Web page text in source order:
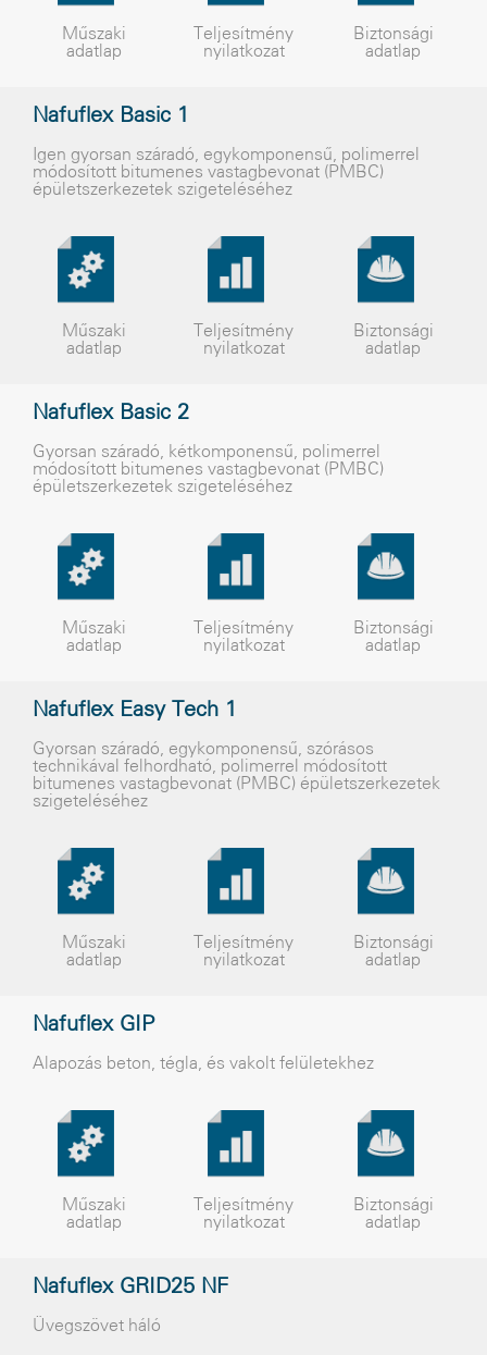
Műszaki
adatlap
Teljesítmény
nyilatkozat
Biztonsági
adatlap
Nafuflex Basic 1
Igen gyorsan száradó, egykomponensû, polimerrel
módosított bitumenes vastagbevonat (PMBC)
épületszerkezetek szigeteléséhez
Műszaki
adatlap
Teljesítmény
nyilatkozat
Biztonsági
adatlap
Nafuflex Basic 2
Gyorsan száradó, kétkomponensû, polimerrel
módosított bitumenes vastagbevonat (PMBC)
épületszerkezetek szigeteléséhez
Műszaki
adatlap
Teljesítmény
nyilatkozat
Biztonsági
adatlap
Nafuflex Easy Tech 1
Gyorsan száradó, egykomponensû, szórásos
technikával felhordható, polimerrel módosított
bitumenes vastagbevonat (PMBC) épületszerkezetek
szigeteléséhez
Műszaki
adatlap
Teljesítmény
nyilatkozat
Biztonsági
adatlap
Nafuflex GIP
Alapozás beton, tégla, és vakolt felületekhez
Műszaki
adatlap
Teljesítmény
nyilatkozat
Biztonsági
adatlap
Nafuflex GRID25 NF
Üvegszövet háló